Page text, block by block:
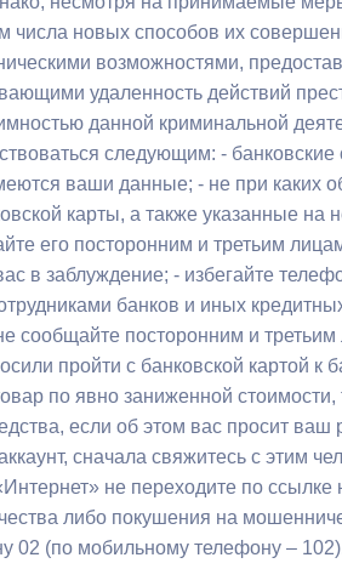
политика
информация
состоящих на
нуждающихся в
жилищных условий по
обсуждение
стратегического
обжалования решений и
органов местного
числа новых способов их
возможностями,
удаленность действий
данной криминальной
следующим: -
ваши данные; - не при каких
карты, а также указанные на
его посторонним и третьим
в заблуждение; - избегайте
банков и иных
сообщайте посторонним и
пройти с банковской картой к
по явно заниженной стоимости,
если об этом вас просит ваш
сначала свяжитесь с этим
не переходите по ссылке
либо покушения на
02 (по мобильному телефону –